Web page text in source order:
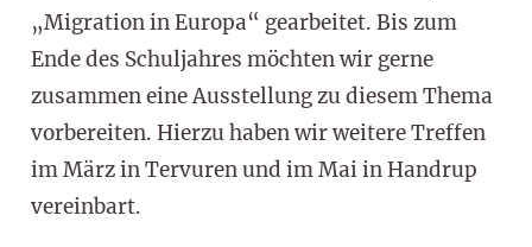
„Migration in Europa“ gearbeitet. Bis zum
Ende des Schuljahres möchten wir gerne
zusammen eine Ausstellung zu diesem Thema
vorbereiten. Hierzu haben wir weitere Treffen
im März in Tervuren und im Mai in Handrup
vereinbart.